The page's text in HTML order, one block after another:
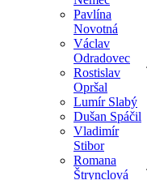
Pavlína
Novotná
Václav
Odradovec
Rostislav
Opršal
Lumír Slabý
Dušan Spáčil
Vladimír
Stibor
Romana
Štrynclová